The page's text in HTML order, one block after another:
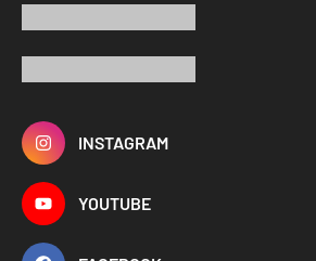
INSTAGRAM
YOUTUBE